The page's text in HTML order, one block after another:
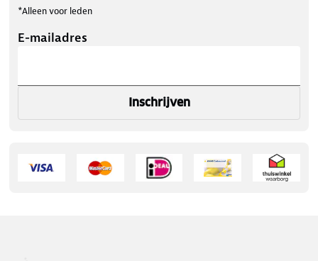
*Alleen voor leden
E-mailadres
Inschrijven